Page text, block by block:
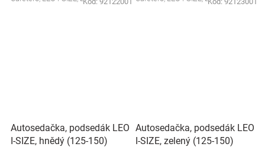
Autosedačka, podsedák LEO
I-SIZE, hnědý (125-150)
Autosedačka, podsedák LEO
I-SIZE, zelený (125-150)